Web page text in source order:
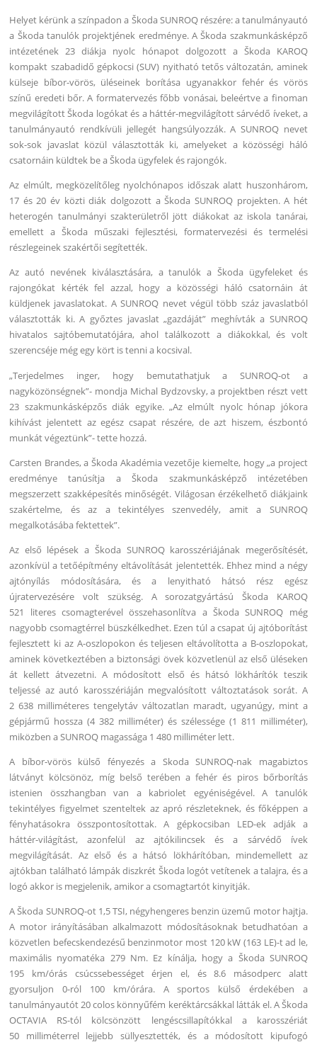
Helyet kérünk a színpadon a Škoda SUNROQ részére: a tanulmányautó
a Škoda tanulók projektjének eredménye. A Škoda szakmunkásképző
intézetének 23 diákja nyolc hónapot dolgozott a Škoda KAROQ
kompakt szabadidő gépkocsi (SUV) nyitható tetős változatán, aminek
külseje bíbor-vörös, üléseinek borítása ugyanakkor fehér és vörös
színű eredeti bőr.A formatervezés főbb vonásai, beleértve a finoman
megvilágított Škoda logókat és a háttér-megvilágított sárvédő íveket, a
tanulmányautó rendkívüli jellegét hangsúlyozzák. A SUNROQ nevet
sok-sok javaslat közül választották ki, amelyeket a közösségi háló
csatornáin küldtek be a Škoda ügyfelek és rajongók.
Az elmúlt, megközelítőleg nyolchónapos időszak alatt huszonhárom,
17 és 20 év közti diák dolgozott a Škoda SUNROQ projekten. A hét
heterogén tanulmányi szakterületről jött diákokat az iskola tanárai,
emellett a Škoda műszaki fejlesztési, formatervezési és termelési
részlegeinek szakértői segítették.
Az autó nevének kiválasztására, a tanulók a Škoda ügyfeleket és
rajongókat kérték fel azzal, hogy a közösségi háló csatornáin át
küldjenek javaslatokat. A SUNROQ nevet végül több száz javaslatból
választották ki. A győztes javaslat „gazdáját” meghívták a SUNROQ
hivatalos sajtóbemutatójára, ahol találkozott a diákokkal, és volt
szerencséje még egy kört is tenni a kocsival.
„Terjedelmes inger, hogy bemutathatjuk a SUNROQ-ot a
nagyközönségnek”- mondja Michal Bydzovsky, a projektben részt vett
23 szakmunkásképzős diák egyike. „Az elmúlt nyolc hónap jókora
kihívást jelentett az egész csapat részére, de azt hiszem, észbontó
munkát végeztünk”- tette hozzá.
Carsten Brandes, a Škoda Akadémia vezetője kiemelte, hogy „a project
eredménye tanúsítja a Škoda szakmunkásképző intézetében
megszerzett szakképesítés minőségét. Világosan érzékelhető diákjaink
szakértelme, és az a tekintélyes szenvedély, amit a SUNROQ
megalkotásába fektettek”.
Az első lépések a Škoda SUNROQ karosszériájának megerősítését,
azonkívül a tetőépítmény eltávolítását jelentették. Ehhez mind a négy
ajtónyílás módosítására, és a lenyitható hátsó rész egész
újratervezésére volt szükség. A sorozatgyártású Škoda KAROQ
521 literes csomagterével összehasonlítva a Škoda SUNROQ még
nagyobb csomagtérrel büszkélkedhet. Ezen túl a csapat új ajtóborítást
fejlesztett ki az A-oszlopokon és teljesen eltávolította a B-oszlopokat,
aminek következtében a biztonsági övek közvetlenül az első üléseken
át kellett átvezetni. A módosított első és hátsó lökhárítók teszik
teljessé az autó karosszériáján megvalósított változtatások sorát. A
2 638 milliméteres tengelytáv változatlan maradt, ugyanúgy, mint a
gépjármű hossza (4 382 milliméter) és szélessége (1 811 milliméter),
miközben a SUNROQ magassága 1 480 milliméter lett.
A bíbor-vörös külső fényezés a Skoda SUNROQ-nak magabiztos
látványt kölcsönöz, míg belső terében a fehér és piros bőrborítás
istenien összhangban van a kabriolet egyéniségével. A tanulók
tekintélyes figyelmet szenteltek az apró részleteknek, és főképpen a
fényhatásokra összpontosítottak. A gépkocsiban LED-ek adják a
háttér-világítást, azonfelül az ajtókilincsek és a sárvédő ívek
megvilágítását. Az első és a hátsó lökhárítóban, mindemellett az
ajtókban található lámpák diszkrét Škoda logót vetítenek a talajra, és a
logó akkor is megjelenik, amikor a csomagtartót kinyitják.
A Škoda SUNROQ-ot 1,5 TSI, négyhengeres benzin üzemű motor hajtja.
A motor irányításában alkalmazott módosításoknak betudhatóan a
közvetlen befecskendezésű benzinmotor most 120 kW (163 LE)-t ad le,
maximális nyomatéka 279 Nm. Ez kínálja, hogy a Škoda SUNROQ
195 km/órás csúcssebességet érjen el, és 8.6 másodperc alatt
gyorsuljon 0-ról 100 km/órára. A sportos külső érdekében a
tanulmányautót 20 colos könnyűfém keréktárcsákkal látták el. A Škoda
OCTAVIA RS-tól kölcsönzött lengéscsillapítókkal a karosszériát
50 milliméterrel lejjebb süllyesztették, és a módosított kipufogó